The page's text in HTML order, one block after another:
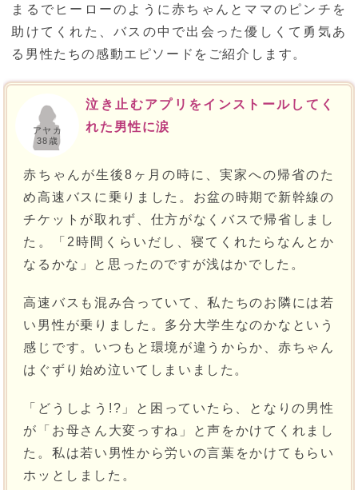
まるでヒーローのように赤ちゃんとママのピンチを
助けてくれた、バスの中で出会った優しくて勇気あ
る男性たちの感動エピソードをご紹介します。
アヤカ
38歳
泣き止むアプリをインストールしてく
れた男性に涙
赤ちゃんが生後8ヶ月の時に、実家への帰省のた
め高速バスに乗りました。お盆の時期で新幹線の
チケットが取れず、仕方がなくバスで帰省しまし
た。「2時間くらいだし、寝てくれたらなんとか
なるかな」と思ったのですが浅はかでした。
高速バスも混み合っていて、私たちのお隣には若
い男性が乗りました。多分大学生なのかなという
感じです。いつもと環境が違うからか、赤ちゃん
はぐずり始め泣いてしまいました。
「どうしよう!?」と困っていたら、となりの男性
が「お母さん大変っすね」と声をかけてくれまし
た。私は若い男性から労いの言葉をかけてもらい
ホッとしました。